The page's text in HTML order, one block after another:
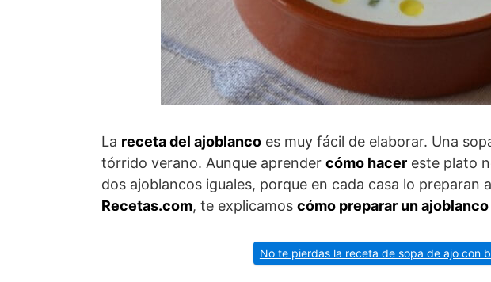
La receta del ajoblanco es muy fácil de elaborar. Una
tórrido verano. Aunque aprender cómo hacer este plato
dos ajoblancos iguales, porque en cada casa lo preparan
Recetas.com, te explicamos cómo preparar un ajoblanco
No te pierdas la receta de sopa de ajo con